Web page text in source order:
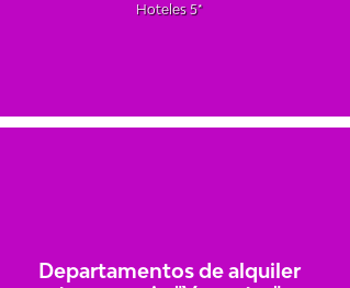
Hoteles 5*
Departamentos de alquiler